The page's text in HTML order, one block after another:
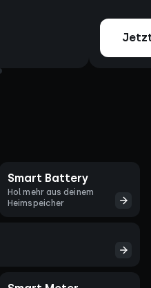
Smart Battery
Hol mehr aus deinem
Heimspeicher